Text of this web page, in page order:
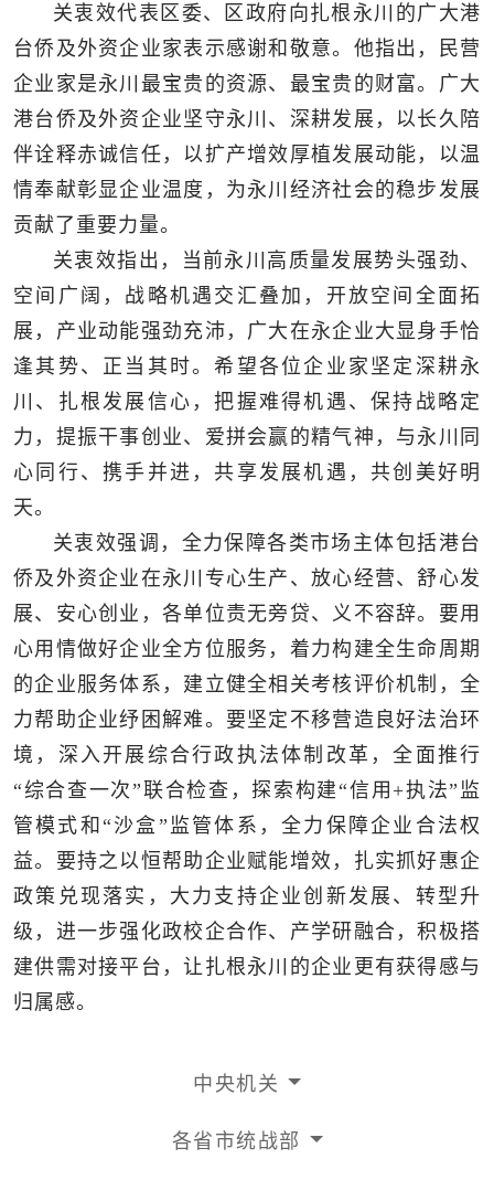
关衷效代表区委、区政府向扎根永川的广大港
台侨及外资企业家表示感谢和敬意。他指出，民营
企业家是永川最宝贵的资源、最宝贵的财富。广大
港台侨及外资企业坚守永川、深耕发展，以长久陪
伴诠释赤诚信任，以扩产增效厚植发展动能，以温
情奉献彰显企业温度，为永川经济社会的稳步发展
贡献了重要力量。
关衷效指出，当前永川高质量发展势头强劲、
空间广阔，战略机遇交汇叠加，开放空间全面拓
展，产业动能强劲充沛，广大在永企业大显身手恰
逢其势、正当其时。希望各位企业家坚定深耕永
川、扎根发展信心，把握难得机遇、保持战略定
力，提振干事创业、爱拼会赢的精气神，与永川同
心同行、携手并进，共享发展机遇，共创美好明
天。
关衷效强调，全力保障各类市场主体包括港台
侨及外资企业在永川专心生产、放心经营、舒心发
展、安心创业，各单位责无旁贷、义不容辞。要用
心用情做好企业全方位服务，着力构建全生命周期
的企业服务体系，建立健全相关考核评价机制，全
力帮助企业纾困解难。要坚定不移营造良好法治环
境，深入开展综合行政执法体制改革，全面推行
“综合查一次”联合检查，探索构建“信用+执法”监
管模式和“沙盒”监管体系，全力保障企业合法权
益。要持之以恒帮助企业赋能增效，扎实抓好惠企
政策兑现落实，大力支持企业创新发展、转型升
级，进一步强化政校企合作、产学研融合，积极搭
建供需对接平台，让扎根永川的企业更有获得感与
归属感。
中央机关
各省市统战部